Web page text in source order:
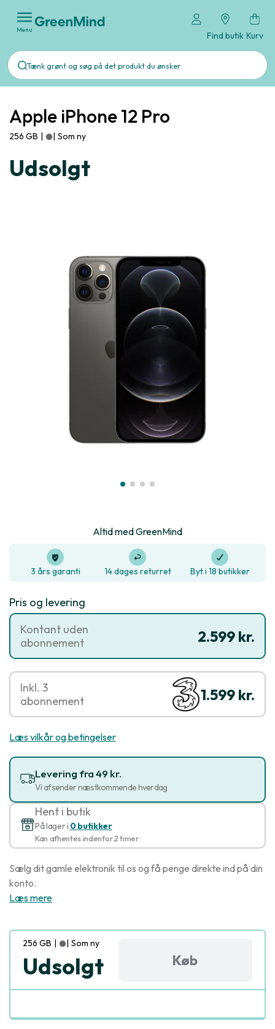
Menu
Find butik Kurv
Apple iPhone 12 Pro
256 GB | | Som ny
Udsolgt
Altid med GreenMind
3 års garanti 14 dages returret Byt i 18 butikker
Pris og levering
2.599 kr.
Kontant uden
abonnement
1.599 kr.
Inkl. 3
abonnement
Læs vilkår og betingelser
Levering fra 49 kr.
Vi afsender næstkommende hverdag
Hent i butik
På lager i 0 butikker
Kan afhentes indenfor 2 timer
Sælg dit gamle elektronik til os og få penge direkte ind på din
konto.
Læs mere
256 GB | | Som ny
Udsolgt Køb